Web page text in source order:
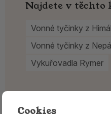
Najdete v
Vonné tyčinky z
Vonné tyčinky z
Vykuřovadla Rymer
Cookies